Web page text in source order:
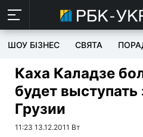
ШОУ БІЗНЕС СВЯТА
Каха Каладзе
будет
Грузии
11:23 13.12.2011 Вт